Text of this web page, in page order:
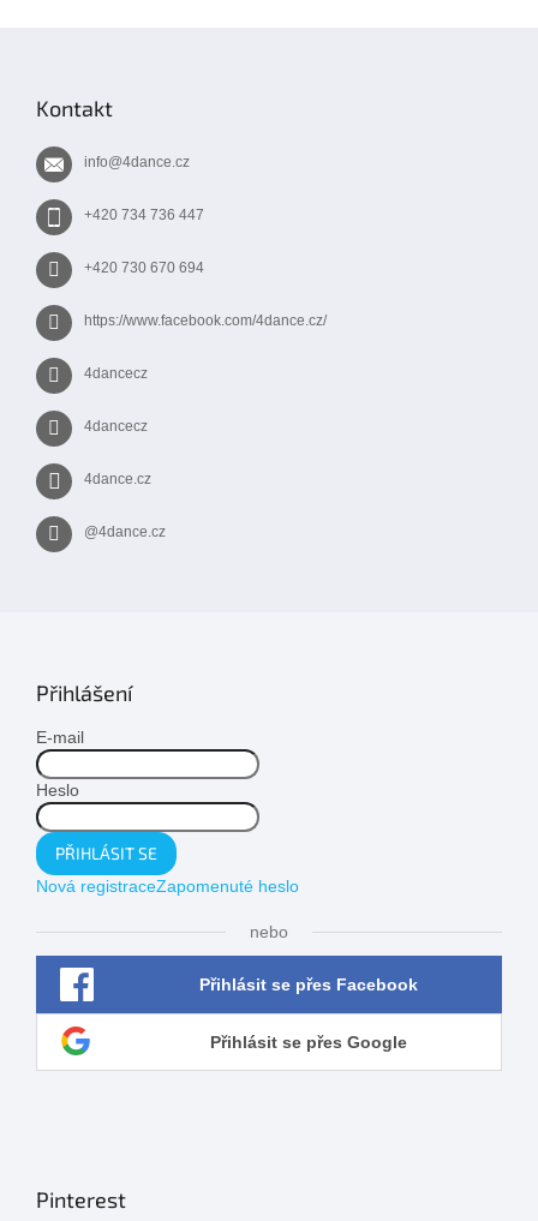
Kontakt
info@4dance.cz
+420 734 736 447
+420 730 670 694
https://www.facebook.com/4dance.cz/
4dancecz
4dancecz
4dance.cz
@4dance.cz
Přihlášení
E-mail
Heslo
PŘIHLÁSIT SE
Nová registraceZapomenuté heslo
nebo
Přihlásit se přes Facebook
Přihlásit se přes Google
Pinterest